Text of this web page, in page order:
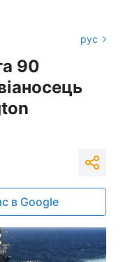
рус
90
в Google